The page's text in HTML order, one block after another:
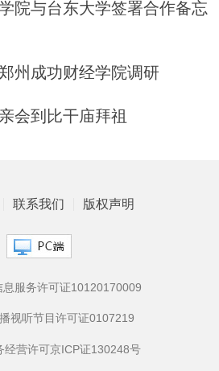
院与台东大学签署合作备忘
州成功财经学院调研
会到比干庙拜祖
联系我们 版权声明
息服务许可证10120170009
视听节目许可证0107219
经营许可京ICP证130248号